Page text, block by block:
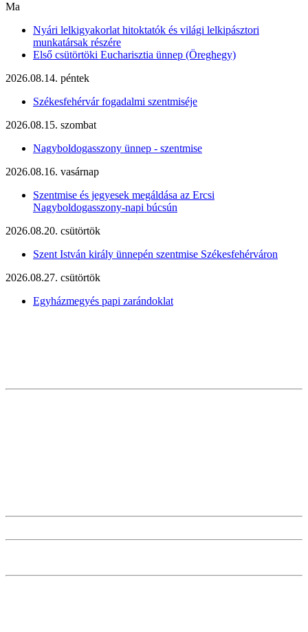
Ma
Nyári lelkigyakorlat hitoktatók és világi lelkipásztori
munkatársak részére
Első csütörtöki Eucharisztia ünnep (Öreghegy)
2026.08.14. péntek
Székesfehérvár fogadalmi szentmiséje
2026.08.15. szombat
Nagyboldogasszony ünnep - szentmise
2026.08.16. vasárnap
Szentmise és jegyesek megáldása az Ercsi
Nagyboldogasszony-napi búcsún
2026.08.20. csütörtök
Szent István király ünnepén szentmise Székesfehérváron
2026.08.27. csütörtök
Egyházmegyés papi zarándoklat